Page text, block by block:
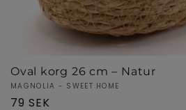
Oval korg 26 cm – Natur
Säljare:
MAGNOLIA - SWEET HOME
Ordinarie
79 SEK